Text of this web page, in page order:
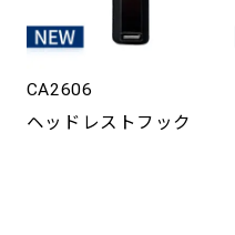
CA2606
ヘッドレストフック